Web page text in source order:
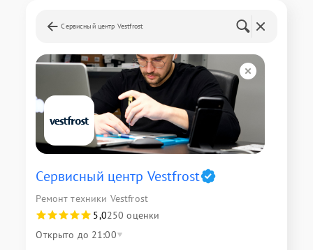
Сервисный центр Vestfrost
Сервисный центр Vestfrost
Ремонт техники Vestfrost
5,0250 оценки
Открыто до 21:00